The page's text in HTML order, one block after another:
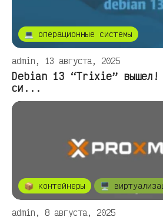
💻 операционные системы
admin, 13 августа, 2025
Debian 13 “Trixie” вышел!
си...
📦 контейнеры 🖥️
admin, 8 августа, 2025